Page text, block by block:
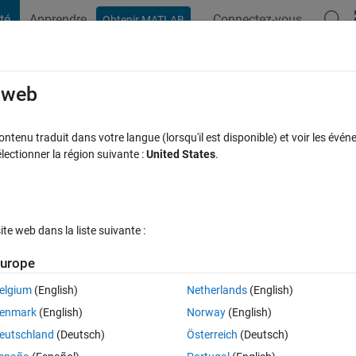
Apprendre Obtenir MATLAB Connectez-vous
sizes in each for loop?
Ouvrir dans MATLAB Online
each iteration of a for loop?
traduit dans votre langue (lorsqu'il est disponible) et voir les
la région suivante :United States.
web dans la liste suivante :
(English)
(English)
(Deutsch)
Netherlands(English)
Norway(English)
Österreich (Deutsch)